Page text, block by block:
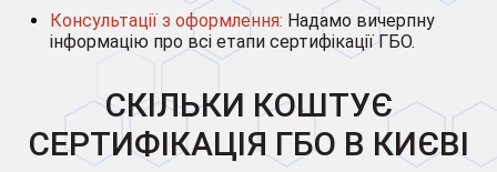
Консультації з оформлення: Надамо вичерпну
інформацію про всі етапи сертифікації ГБО.
СКІЛЬКИ КОШТУЄ
СЕРТИФІКАЦІЯ ГБО В КИЄВІ